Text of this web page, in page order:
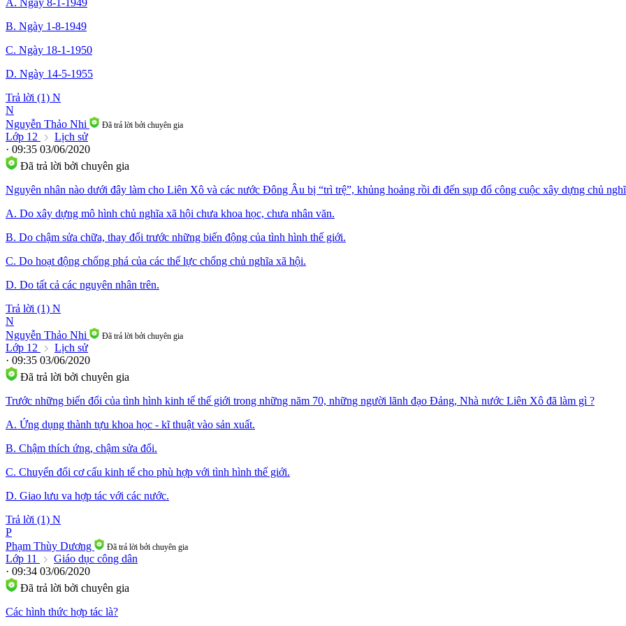
A. Ngày 8-1-1949
B. Ngày 1-8-1949
C. Ngày 18-1-1950
D. Ngày 14-5-1955
Trả lời (1) N
N
Nguyễn Thảo Nhi
Đã trả lời bởi chuyên gia
Lớp 12
Lịch sử
· 09:35 03/06/2020
Đã trả lời bởi chuyên gia
Nguyên nhân nào dưới đây làm cho Liên Xô và các nước Đông Âu bị “trì trệ”, khủng hoảng rồi đi đến sụp đổ công cuộc xây dựng chủ
A. Do xây dựng mô hình chủ nghĩa xã hội chưa khoa học, chưa nhân văn.
B. Do chậm sửa chữa, thay đổi trước những biến động của tình hình thế giới.
C. Do hoạt động chống phá của các thế lực chống chủ nghĩa xã hội.
D. Do tất cả các nguyên nhân trên.
Trả lời (1) N
N
Nguyễn Thảo Nhi
Đã trả lời bởi chuyên gia
Lớp 12
Lịch sử
· 09:35 03/06/2020
Đã trả lời bởi chuyên gia
Trước những biến đổi của tình hình kinh tế thế giới trong những năm 70, những người lãnh đạo Đảng, Nhà nước Liên Xô đã làm gì ?
A. Ứng dụng thành tựu khoa học - kĩ thuật vào sản xuất.
B. Chậm thích ứng, chậm sửa đổi.
C. Chuyển đổi cơ cấu kinh tế cho phù hợp với tình hình thế giới.
D. Giao lưu va hợp tác với các nước.
Trả lời (1) N
P
Phạm Thùy Dương
Đã trả lời bởi chuyên gia
Lớp 11
Giáo dục công dân
· 09:34 03/06/2020
Đã trả lời bởi chuyên gia
Các hình thức hợp tác là?